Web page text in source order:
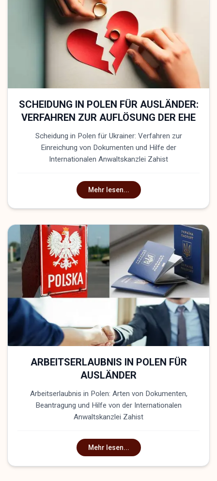
SCHEIDUNG IN POLEN FÜR AUSLÄNDER:
VERFAHREN ZUR AUFLÖSUNG DER EHE
Scheidung in Polen für Ukrainer: Verfahren zur
Einreichung von Dokumenten und Hilfe der
Internationalen Anwaltskanzlei Zahist
Mehr lesen...
ARBEITSERLAUBNIS IN POLEN FÜR
AUSLÄNDER
Arbeitserlaubnis in Polen: Arten von Dokumenten,
Beantragung und Hilfe von der Internationalen
Anwaltskanzlei Zahist
Mehr lesen...